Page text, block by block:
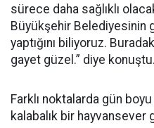
sürece daha sağlıklı
Büyükşehir Belediyesinin
yaptığını biliyoruz.
gayet güzel.” diye konuştu.
Farklı noktalarda gün
kalabalık bir hayvansever